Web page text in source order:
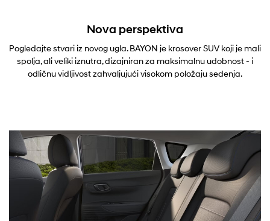
Nova perspektiva
Pogledajte stvari iz novog ugla. BAYON je krosover SUV koji je mali
spolja, ali veliki iznutra, dizajniran za maksimalnu udobnost - i
odličnu vidljivost zahvaljujući visokom položaju sedenja.